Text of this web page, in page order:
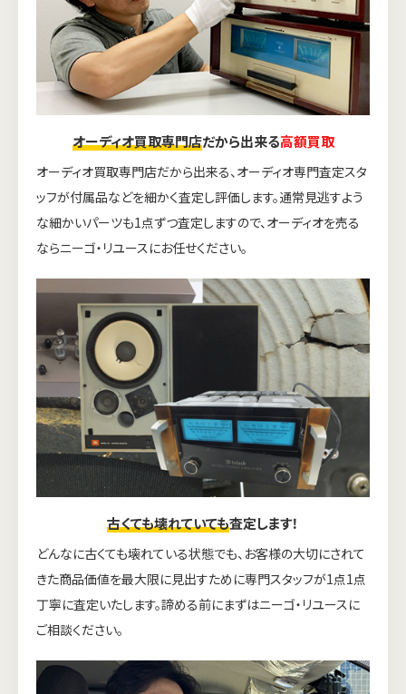
オーディオ買取専門店だから出来る高額買取
オーディオ買取専門店だから出来る、オーディオ専門査定スタ
ッフが付属品などを細かく査定し評価します。通常見逃すよう
な細かいパーツも1点ずつ査定しますので、オーディオを売る
ならニーゴ・リユースにお任せください。
古くても壊れていても査定します！
どんなに古くても壊れている状態でも、お客様の大切にされて
きた商品価値を最大限に見出すために専門スタッフが1点1点
丁寧に査定いたします。諦める前にまずはニーゴ・リユースに
ご相談ください。